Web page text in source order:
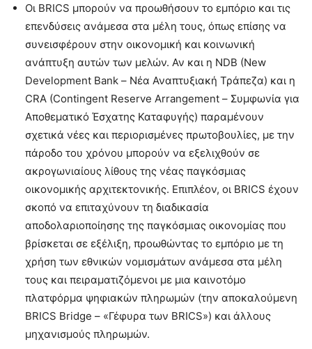
Οι BRICS μπορούν να προωθήσουν το εμπόριο και τις
επενδύσεις ανάμεσα στα μέλη τους, όπως επίσης να
συνεισφέρουν στην οικονομική και κοινωνική
ανάπτυξη αυτών των μελών. Αν και η NDB (New
Development Bank – Νέα Αναπτυξιακή Τράπεζα) και η
CRA (Contingent Reserve Arrangement – Συμφωνία για
Αποθεματικό Έσχατης Καταφυγής) παραμένουν
σχετικά νέες και περιορισμένες πρωτοβουλίες, με την
πάροδο του χρόνου μπορούν να εξελιχθούν σε
ακρογωνιαίους λίθους της νέας παγκόσμιας
οικονομικής αρχιτεκτονικής. Επιπλέον, οι BRICS έχουν
σκοπό να επιταχύνουν τη διαδικασία
αποδολαριοποίησης της παγκόσμιας οικονομίας που
βρίσκεται σε εξέλιξη, προωθώντας το εμπόριο με τη
χρήση των εθνικών νομισμάτων ανάμεσα στα μέλη
τους και πειραματιζόμενοι με μια καινοτόμο
πλατφόρμα ψηφιακών πληρωμών (την αποκαλούμενη
BRICS Bridge – «Γέφυρα των BRICS») και άλλους
μηχανισμούς πληρωμών.